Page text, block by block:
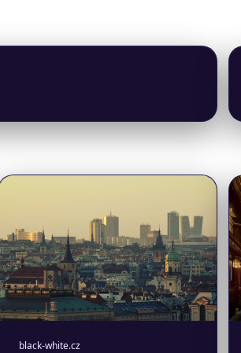
black-white.cz